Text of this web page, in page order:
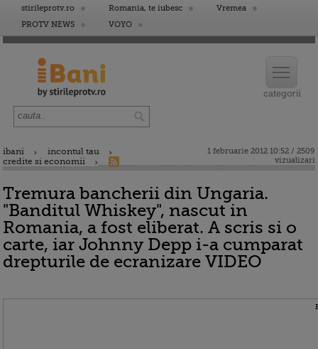
stirileprotv.ro Romania, te iubesc
Vremea
PROTV NEWS
VOYO
ibani
incontul tau
credite si economii
1 februarie 2012 10:52 / 2509
vizualizari
Tremura bancherii din Ungaria.
"Banditul Whiskey", nascut in
Romania, a fost eliberat. A scris si o
carte, iar Johnny Depp i-a cumparat
drepturile de ecranizare VIDEO